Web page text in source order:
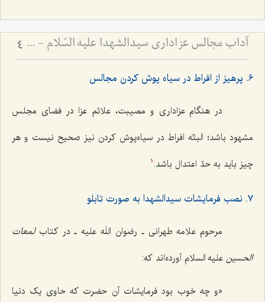
آداب مجالس عزاداری سیدالشهدا علیه السّلام - و دستورات بزرگان راجع به ماه‌های محرم و صفر 4
٦. پرهیز از افراط در سیاه پوش کردن مجالس
در هنگام عزاداری و مصیبت، علائم عزا در فضای مجلس
مشهود باشد؛ البتّه افراط در سیاه‌پوش کردن نیز صحیح نیست و هر
چیز باید به حدّ اعتدال باشد. 1
٧. نصب فرمایشات سیدالشهدا به صورت تابلو
مرحوم علامه طهرانی ـ رضوان اللَه علیه ـ در کتابلمعات
الحسین علیه السلام آورده‌اند که:
«و چه خوب بود فرمایشات آن حضرت که حاوی یک دنیا